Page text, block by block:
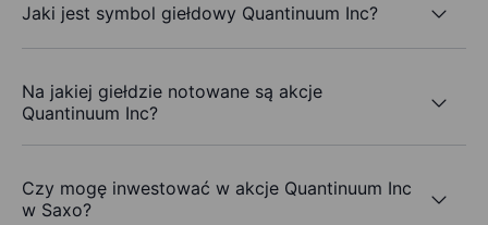
Jaki jest symbol giełdowy Quantinuum Inc?
Na jakiej giełdzie notowane są akcje
Quantinuum Inc?
Czy mogę inwestować w akcje Quantinuum Inc
w Saxo?